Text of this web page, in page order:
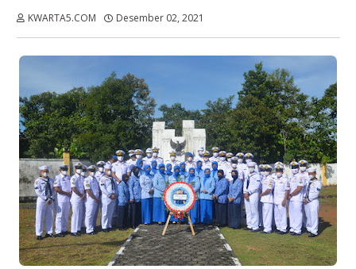
KWARTA5.COM Desember 02, 2021